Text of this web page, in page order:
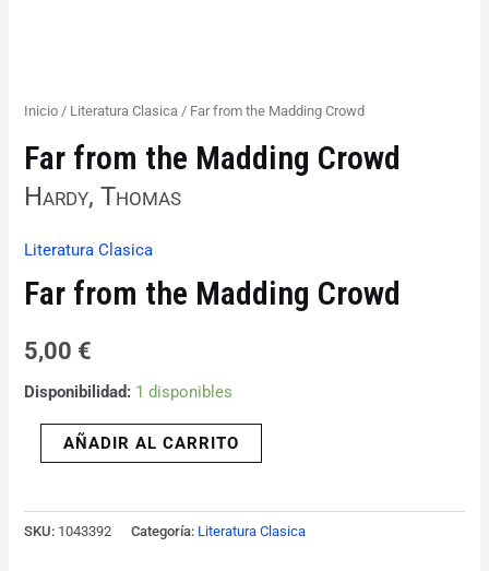
Inicio / Literatura Clasica / Far from the Madding Crowd
Far from the Madding Crowd
Hardy, Thomas
Literatura Clasica
Far from the Madding Crowd
5,00 €
Disponibilidad: 1 disponibles
AÑADIR AL CARRITO
SKU: 1043392 Categoría: Literatura Clasica